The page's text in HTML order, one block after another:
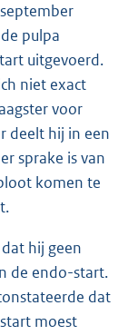
pulpa
uitgevoerd.
niet exact
voor
deelt hij in een
sprake is van
komen te
hij geen
de endo-start.
dat
moest